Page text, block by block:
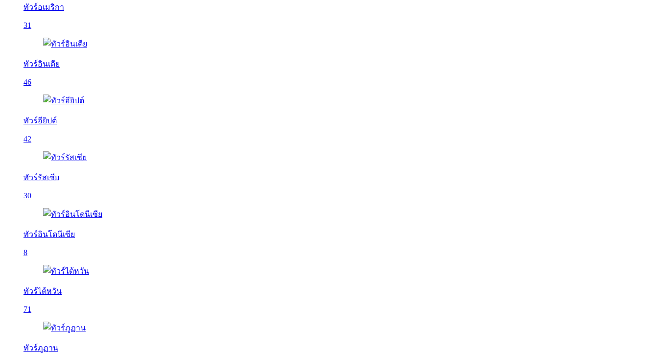
ทัวร์อเมริกา
31
ทัวร์อินเดีย
46
ทัวร์อียิปต์
42
ทัวร์รัสเซีย
30
ทัวร์อินโดนีเซีย
8
ทัวร์ไต้หวัน
71
ทัวร์ภูฏาน